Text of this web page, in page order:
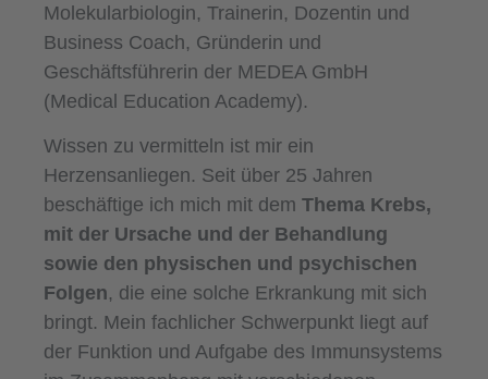
Molekularbiologin, Trainerin, Dozentin und
Business Coach, Gründerin und
Geschäftsführerin der MEDEA GmbH
(Medical Education Academy).
Wissen zu vermitteln ist mir ein
Herzensanliegen. Seit über 25 Jahren
beschäftige ich mich mit dem Thema Krebs,
mit der Ursache und der Behandlung
sowie den physischen und psychischen
Folgen, die eine solche Erkrankung mit sich
bringt. Mein fachlicher Schwerpunkt liegt auf
der Funktion und Aufgabe des Immunsystems